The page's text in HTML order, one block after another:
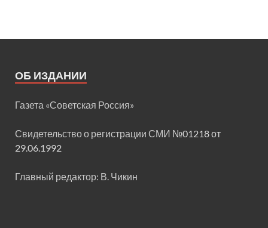
ОБ ИЗДАНИИ
Газета «Советская Россия»
Свидетельство о регистрации СМИ №01218 от
29.06.1992
Главный редактор: В. Чикин